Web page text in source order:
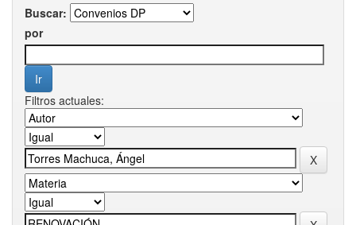
Buscar:
por
Filtros actuales: